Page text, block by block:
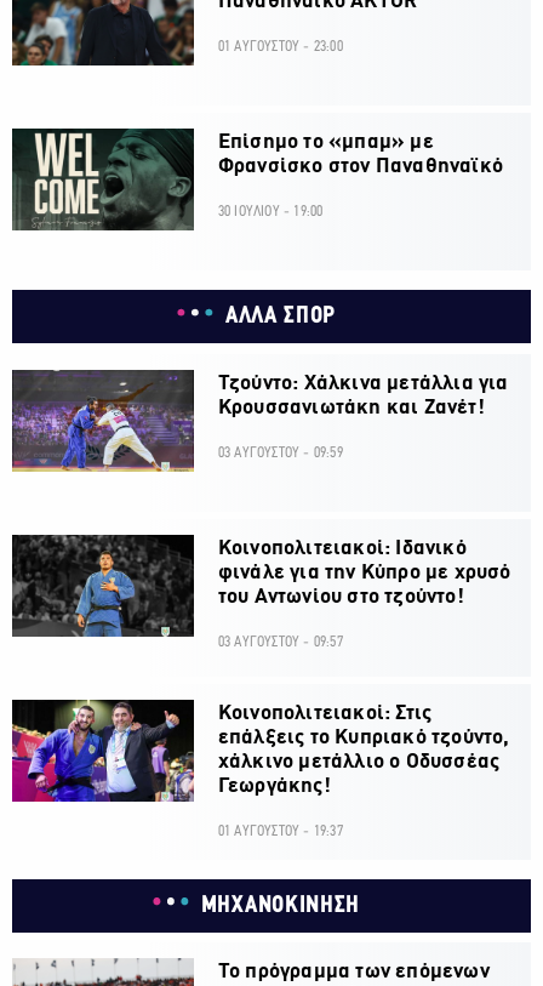
01 ΑΥΓΟΥΣΤΟΥ - 23:00
Επίσημο το «μπαμ» με
Φρανσίσκο στον Παναθηναϊκό
30 ΙΟΥΛΙΟΥ - 19:00
ΑΛΛΑ ΣΠΟΡ
Τζούντο: Χάλκινα μετάλλια για
Κρουσσανιωτάκη και Ζανέτ!
03 ΑΥΓΟΥΣΤΟΥ - 09:59
Κοινοπολιτειακοί: Ιδανικό
φινάλε για την Κύπρο με χρυσό
του Αντωνίου στο τζούντο!
03 ΑΥΓΟΥΣΤΟΥ - 09:57
Κοινοπολιτειακοί: Στις
επάλξεις το Κυπριακό τζούντο,
χάλκινο μετάλλιο ο Οδυσσέας
Γεωργάκης!
01 ΑΥΓΟΥΣΤΟΥ - 19:37
ΜΗΧΑΝΟΚΙΝΗΣΗ
Το πρόγραμμα των επόμενων